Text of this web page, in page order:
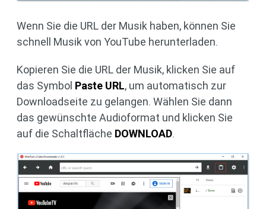
Wenn Sie die URL der Musik haben, können Sie
schnell Musik von YouTube herunterladen.
Kopieren Sie die URL der Musik, klicken Sie auf
das Symbol Paste URL, um automatisch zur
Downloadseite zu gelangen. Wählen Sie dann
das gewünschte Audioformat und klicken Sie
auf die Schaltfläche DOWNLOAD.